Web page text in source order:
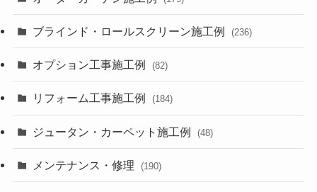
ブラインド・ロールスクリーン施工例 (236)
オプション工事施工例 (82)
リフォーム工事施工例 (184)
ジュータン・カーペット施工例 (48)
メンテナンス・修理 (190)